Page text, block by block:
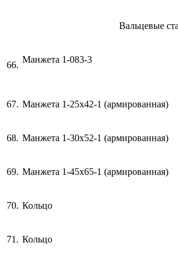
Вальцевые
66.
Манжета 1-083-3
67. Манжета 1-25х42-1 (армированная)
68. Манжета 1-30х52-1 (армированная)
69. Манжета 1-45х65-1 (армированная)
70. Кольцо
71. Кольцо